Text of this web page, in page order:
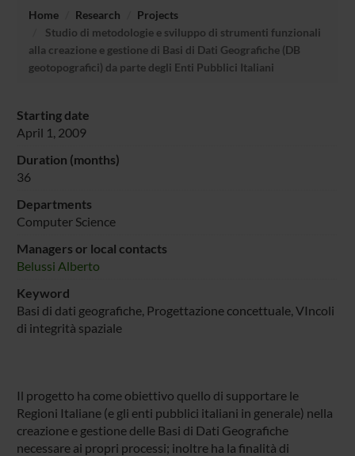
Home Research
Projects
Studio di metodologie e sviluppo di strumenti funzionali
alla creazione e gestione di Basi di Dati Geografiche (DB
geotopografici) da parte degli Enti Pubblici Italiani
Starting date
April 1, 2009
Duration (months)
36
Departments
Computer Science
Managers or local contacts
Belussi Alberto
Keyword
Basi di dati geografiche, Progettazione concettuale, VIncoli
di integrità spaziale
Il progetto ha come obiettivo quello di supportare le
Regioni Italiane (e gli enti pubblici italiani in generale) nella
creazione e gestione delle Basi di Dati Geografiche
necessare ai propri processi; inoltre ha la finalità di